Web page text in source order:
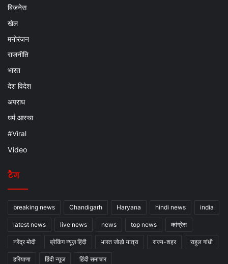
बिजनेस
खेल
मनोरंजन
राजनीति
भारत
देश विदेश
अपराध
धर्म आस्था
#Viral
Video
टैग
breaking news Chandigarh Haryana hindi news india
latest news live news news top news कांग्रेस
नरेंद्र मोदी ब्रेकिंग न्यूज़ हिंदी भारत जोड़ो यात्रा राज्य-शहर राहुल गांधी
हरियाणा हिंदी न्यूज हिंदी समाचार